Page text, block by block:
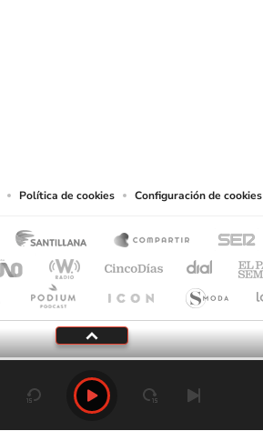
Política de cookies Configuración de cookies